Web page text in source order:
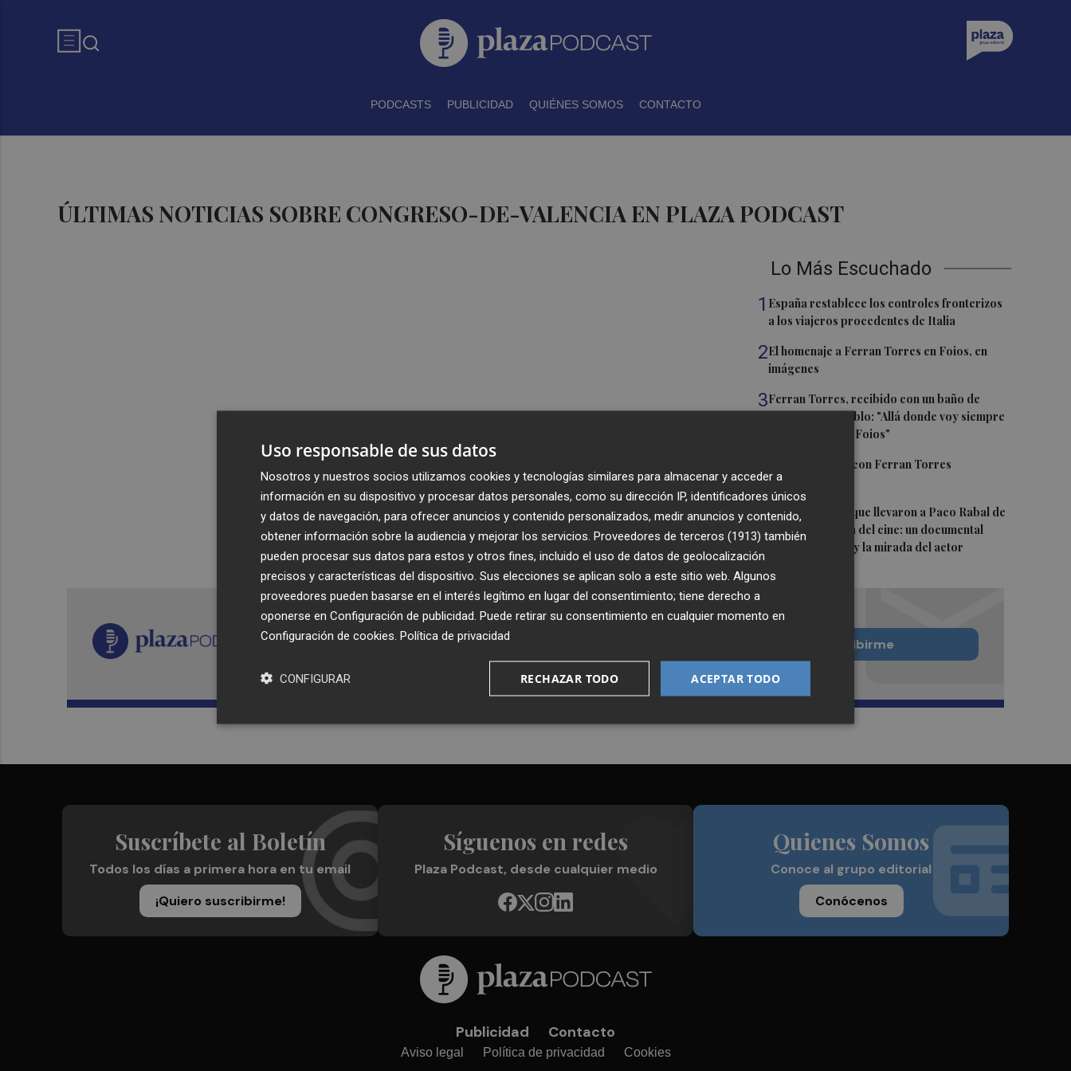
PODCASTS PUBLICIDAD QUIÉNES SOMOS CONTACTO
ÚLTIMAS NOTICIAS SOBRE CONGRESO-DE-VALENCIA EN PLAZA PODCAST
Lo Más Escuchado
1 España restablece los controles fronterizos
a los viajeros procedentes de Italia
2El homenaje a Ferran Torres en Foios, en
imágenes
3Ferran Torres, recibido con un baño de
masas en su pueblo: "Allá donde voy siempre
digo que soy de Foios"
Foios se vuelca con Ferran Torres
5Las '200 vidas' que llevaron a Paco Rabal de
Águilas a la cima del cine: un documental
recupera la voz y la mirada del actor
Recibe toda la actualidad de
Plaza Podcast en tu correo
Quiero suscribirme
Suscríbete al Boletín
Todos los días a primera hora en tu email
¡Quiero suscribirme!
Síguenos en redes
Plaza Podcast, desde cualquier medio
Quienes Somos
Conoce al grupo editorial
Conócenos
Publicidad Contacto
Aviso legal Política de privacidad Cookies
Uso responsable de sus datos
Nosotros y nuestros socios utilizamos cookies y tecnologías similares para almacenar y acceder a
información en su dispositivo y procesar datos personales, como su dirección IP, identificadores únicos
y datos de navegación, para ofrecer anuncios y contenido personalizados, medir anuncios y contenido,
obtener información sobre la audiencia y mejorar los servicios. Proveedores de terceros (1913) también
pueden procesar sus datos para estos y otros fines, incluido el uso de datos de geolocalización
precisos y características del dispositivo. Sus elecciones se aplican solo a este sitio web. Algunos
proveedores pueden basarse en el interés legítimo en lugar del consentimiento; tiene derecho a
oponerse en Configuración de publicidad . Puede retirar su consentimiento en cualquier momento en
Configuración de cookies Política de privacidad
ACEPTAR TODO
RECHAZAR TODO
CONFIGURAR